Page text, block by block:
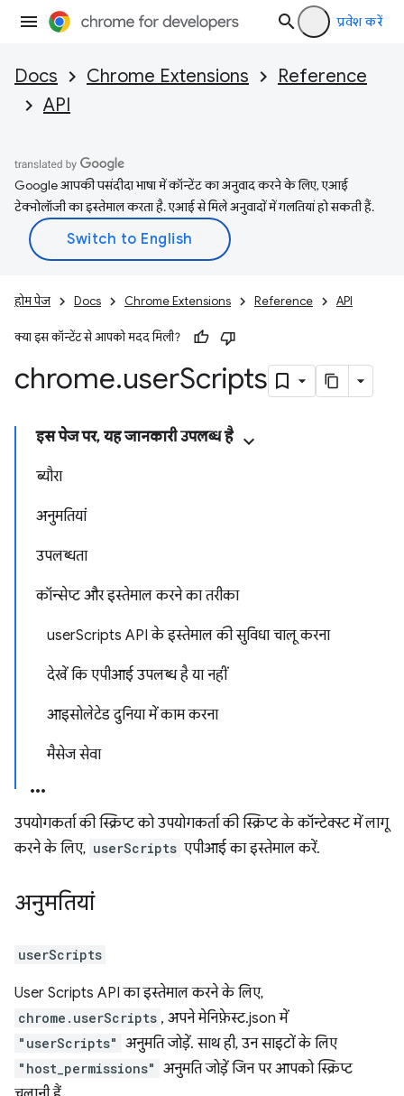
प्रवेश करें
Docs Chrome Extensions
Reference
API
Google आपकी पसंदीदा भाषा में कॉन्टेंट का अनुवाद करने के लिए, एआई
टेक्नोलॉजी का इस्तेमाल करता है. एआई से मिले अनुवादों में गलतियां हो सकती हैं.
होम पेज Docs Chrome Extensions Reference API
क्या इस कॉन्टेंट से आपको मदद मिली?
chrome.userScripts
इस पेज पर, यह जानकारी उपलब्ध है
ब्यौरा
अनुमतियां
उपलब्धता
कॉन्सेप्ट और इस्तेमाल करने का तरीका
userScripts API के इस्तेमाल की सुविधा चालू करना
देखें कि एपीआई उपलब्ध है या नहीं
आइसोलेटेड दुनिया में काम करना
मैसेज सेवा
उपयोगकर्ता की स्क्रिप्ट को उपयोगकर्ता की स्क्रिप्ट के कॉन्टेक्स्ट में लागू
करने के लिए, userScripts एपीआई का इस्तेमाल करें.
अनुमतियां
userScripts
User Scripts API का इस्तेमाल करने के लिए,
chrome.userScripts , अपने मेनिफ़ेस्ट.json में
"userScripts" अनुमति जोड़ें. साथ ही, उन साइटों के लिए
"host_permissions" अनुमति जोड़ें जिन पर आपको स्क्रिप्ट